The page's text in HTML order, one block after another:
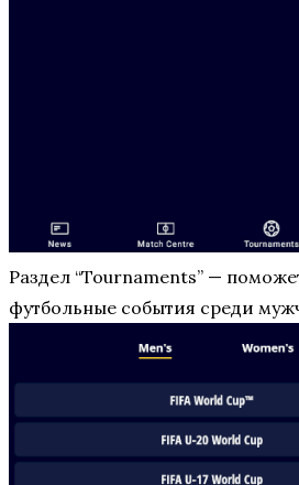
Раздел “Tournaments” —
футбольные события среди